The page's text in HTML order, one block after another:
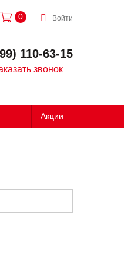
0 Войти
110-63-15
звонок
Акции